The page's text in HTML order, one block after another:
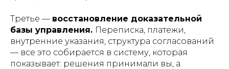
Третье — восстановление доказательной
базы управления. Переписка, платежи,
внутренние указания, структура согласований
— все это собирается в систему, которая
показывает: решения принимали вы, а